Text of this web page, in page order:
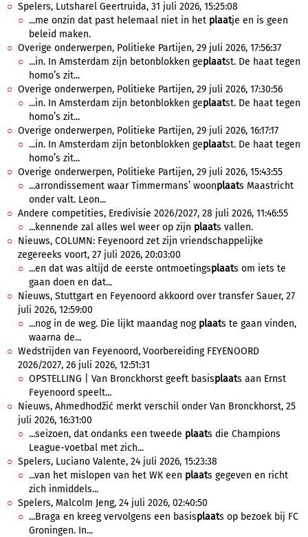
Spelers, Lutsharel Geertruida, 31 juli 2026, 15:25:08
...me onzin dat past helemaal niet in het plaatje en is geen
beleid maken.
Overige onderwerpen, Politieke Partijen, 29 juli 2026, 17:56:37
...in. In Amsterdam zijn betonblokken geplaatst. De haat tegen
homo’s zit...
Overige onderwerpen, Politieke Partijen, 29 juli 2026, 17:30:56
...in. In Amsterdam zijn betonblokken geplaatst. De haat tegen
homo’s zit...
Overige onderwerpen, Politieke Partijen, 29 juli 2026, 16:17:17
...in. In Amsterdam zijn betonblokken geplaatst. De haat tegen
homo’s zit...
Overige onderwerpen, Politieke Partijen, 29 juli 2026, 15:43:55
...arrondissement waar Timmermans’ woonplaats Maastricht
onder valt. Leon...
Andere competities, Eredivisie 2026/2027, 28 juli 2026, 11:46:55
...kennende zal alles wel weer op zijn plaats vallen.
Nieuws, COLUMN: Feyenoord zet zijn vriendschappelijke
zegereeks voort, 27 juli 2026, 20:03:00
...en dat was altijd de eerste ontmoetingsplaats om iets te
gaan doen en dat...
Nieuws, Stuttgart en Feyenoord akkoord over transfer Sauer, 27
juli 2026, 12:59:00
...nog in de weg. Die lijkt maandag nog plaats te gaan vinden,
waarna de...
Wedstrijden van Feyenoord, Voorbereiding FEYENOORD
2026/2027, 26 juli 2026, 12:51:31
OPSTELLING | Van Bronckhorst geeft basisplaats aan Ernst
Feyenoord speelt...
Nieuws, Ahmedhodžić merkt verschil onder Van Bronckhorst, 25
juli 2026, 16:31:00
...seizoen, dat ondanks een tweede plaats die Champions
League-voetbal met zich...
Spelers, Luciano Valente, 24 juli 2026, 15:23:38
...van het mislopen van het WK een plaats gegeven en richt
zich inmiddels...
Spelers, Malcolm Jeng, 24 juli 2026, 02:40:50
...Braga en kreeg vervolgens een basisplaats op bezoek bij FC
Groningen. In...